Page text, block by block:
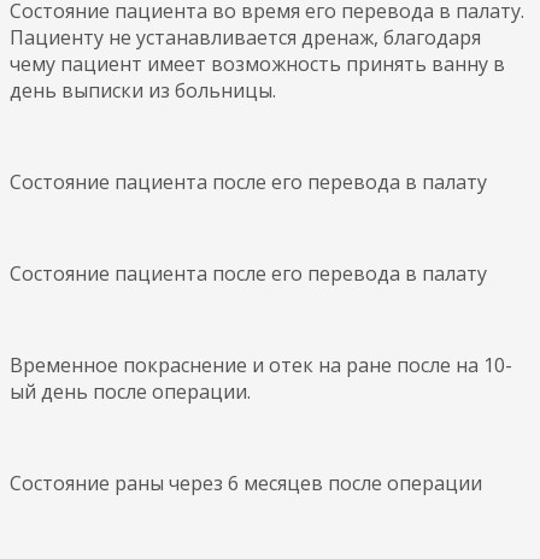
Состояние пациента во время его перевода в палату.
Пациенту не устанавливается дренаж, благодаря
чему пациент имеет возможность принять ванну в
день выписки из больницы.
Состояние пациента после его перевода в палату
Состояние пациента после его перевода в палату
Временное покраснение и отек на ране после на 10-
ый день после операции.
Состояние раны через 6 месяцев после операции